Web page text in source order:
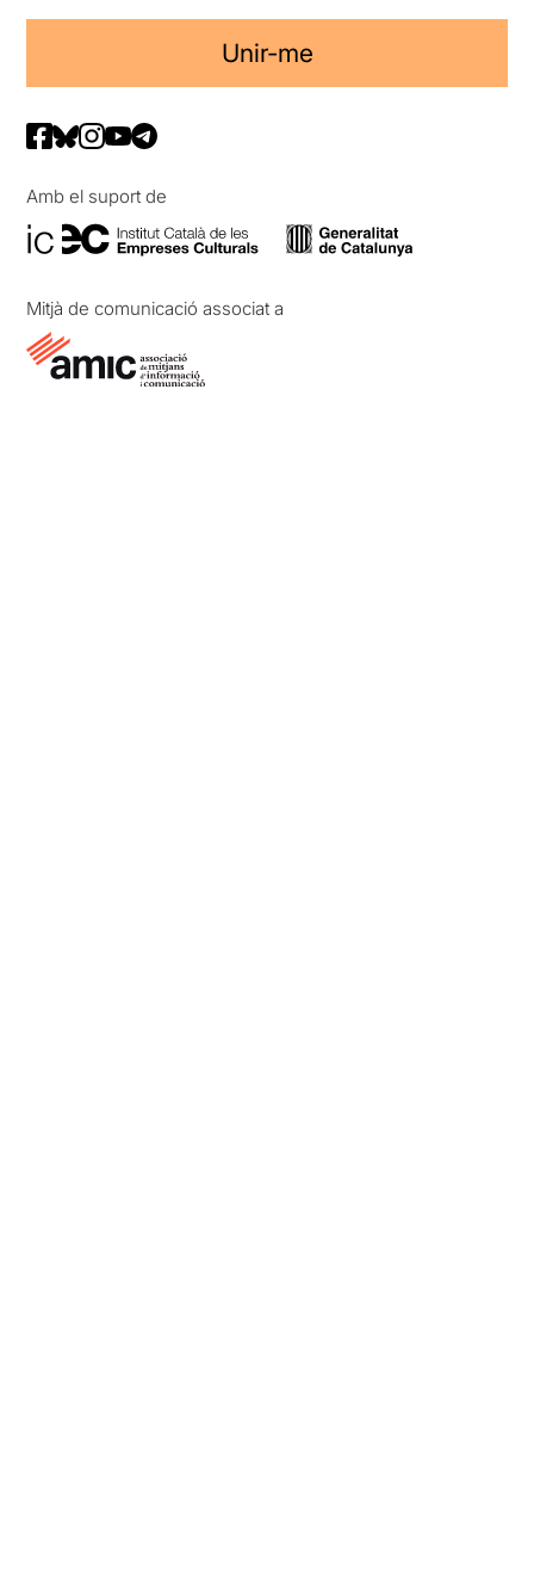
Unir-me
Amb el suport de
Mitjà de comunicació associat a